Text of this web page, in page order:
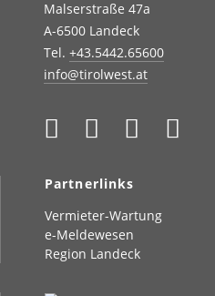
Malserstraße 47a
A-6500 Landeck
Tel. +43.5442.65600
info@tirolwest.at
Partnerlinks
Vermieter-Wartung
e-Meldewesen
Region Landeck